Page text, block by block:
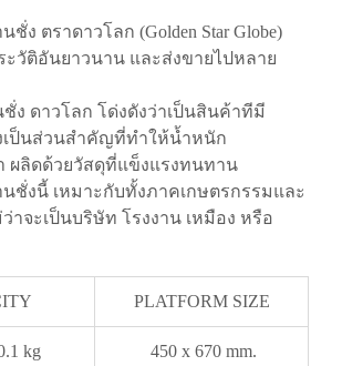
ชั่ง ตราดาวโลก (Golden Star Globe)
ะวัติอันยาวนาน และส่งขายไปหลาย
ง ดาวโลก โด่งดังว่าเป็นสินค้าทีมี
ป็นส่วนสําคัญที่ทําให้นํ้าหนัก
ผลิดด้วยวัสดุที่แข็งแรงทนทาน
ชั่งนี้ เหมาะกับทั้งภาคเกษตรกรรมและ
าจะเป็นบริษัท โรงงาน เหมือง หรือ
PLATFORM SIZE
kg 450 x 670 mm.